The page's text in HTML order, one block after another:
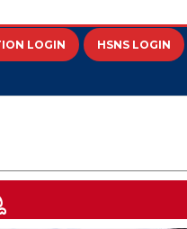
LOGIN HSNS LOGIN